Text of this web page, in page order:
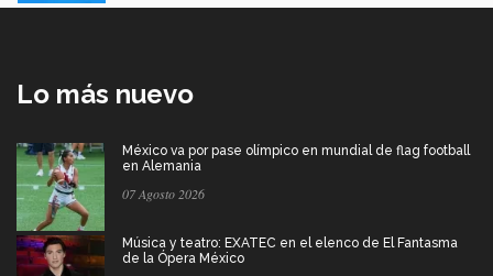
Lo más nuevo
México va por pase olímpico en mundial de flag football
en Alemania
07 Agosto 2026
Música y teatro: EXATEC en el elenco de El Fantasma
de la Ópera México